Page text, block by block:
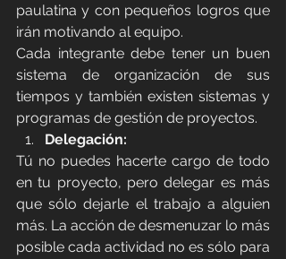
paulatina y con pequeños logros que
irán motivando al equipo.
Cada integrante debe tener un buen
sistema de organización de sus
tiempos y también existen sistemas y
programas de gestión de proyectos.
Delegación:
Tú no puedes hacerte cargo de todo
en tu proyecto, pero delegar es más
que sólo dejarle el trabajo a alguien
más. La acción de desmenuzar lo más
posible cada actividad no es sólo para